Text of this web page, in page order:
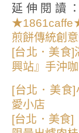
延伸閱讀：
煎餅傳統創
[台北．美食
興站』手沖
[台北．美食]
愛小店
[台北．美食]